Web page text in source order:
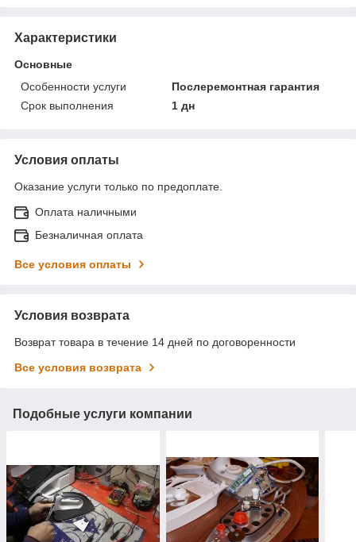
Характеристики
Основные
Особенности услуги
Послеремонтная гарантия
Срок выполнения
1 дн
Условия оплаты
Оказание услуги только по предоплате.
Оплата наличными
Безналичная оплата
Все условия оплаты
Условия возврата
Возврат товара в течение 14 дней по договоренности
Все условия возврата
Подобные услуги компании